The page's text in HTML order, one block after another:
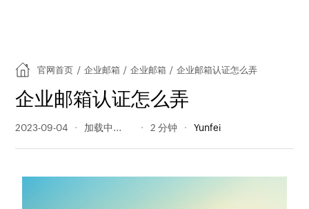
官网首页 / 企业邮箱 / 企业邮箱 / 企业邮箱认证怎么弄
企业邮箱认证怎么弄
2023-09-04 600 阅读量 2 分钟 Yunfei